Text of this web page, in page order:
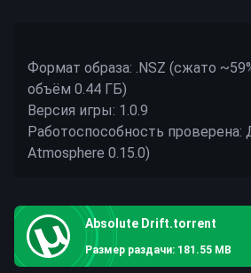
Формат образа: .NSZ (сжато
объём 0.44 ГБ)
Версия игры: 1.0.9
Работоспособность проверена:
Absolute Drift.torrent
Размер раздачи: 181.55 MB